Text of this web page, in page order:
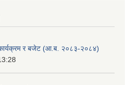
कार्यक्रम र बजेट (आ.ब. २०८३-२०८४)